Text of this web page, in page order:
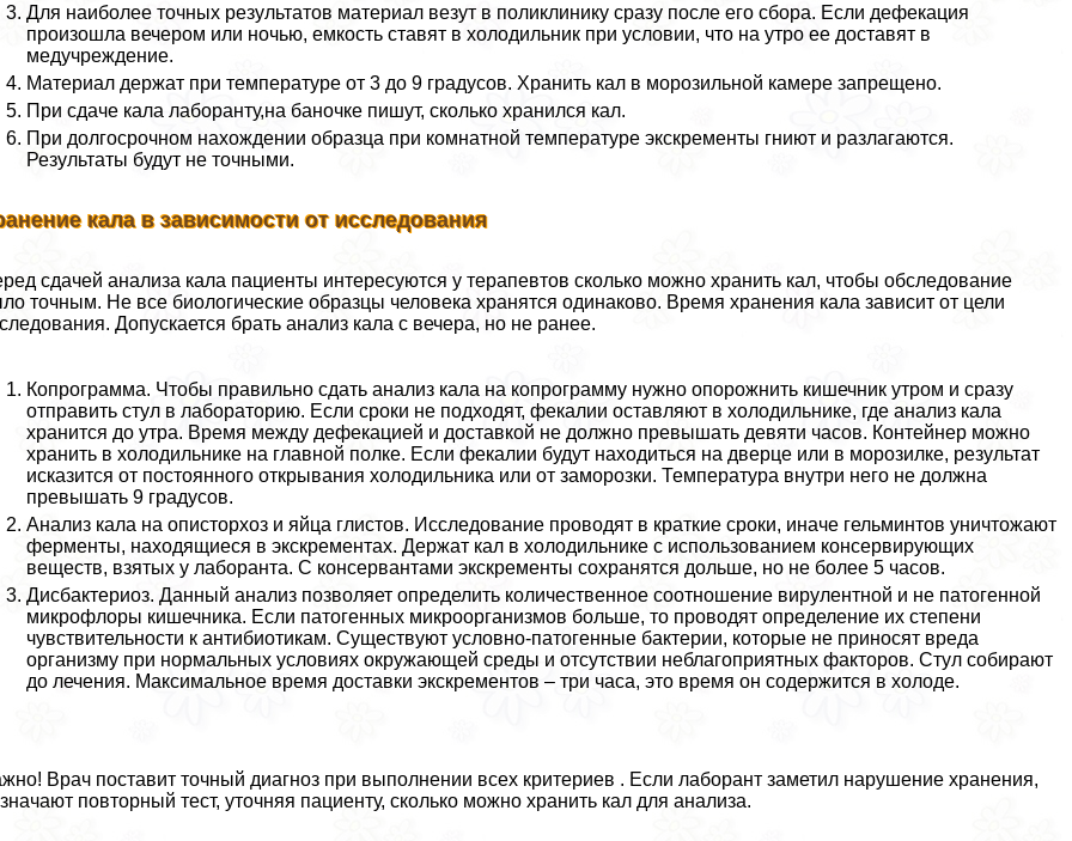
Для наиболее точных результатов материал везут в поликлинику сразу после его сбора. Если дефекация
произошла вечером или ночью, емкость ставят в холодильник при условии, что на утро ее доставят в
медучреждение.
Материал держат при температуре от 3 до 9 градусов. Хранить кал в морозильной камере запрещено.
При сдаче кала лаборанту,на баночке пишут, сколько хранился кал.
При долгосрочном нахождении образца при комнатной температуре экскременты гниют и разлагаются.
Результаты будут не точными.
кала в зависимости от исследования
сдачей анализа кала пациенты интересуются у терапевтов сколько можно хранить кал, чтобы обследование
точным. Не все биологические образцы человека хранятся одинаково. Время хранения кала зависит от цели
Допускается брать анализ кала с вечера, но не ранее.
Копрограмма. Чтобы правильно сдать анализ кала на копрограмму нужно oпopoжнить кишечник утром и сразу
отправить стул в лабораторию. Если сроки не подходят, фекалии оставляют в холодильнике, где анализ кала
хранится до утра. Время между дефекацией и доставкой не должно превышать девяти часов. Контейнер можно
хранить в холодильнике на главной полке. Если фекалии будут находиться на дверце или в морозилке, результат
исказится от постоянного открывания холодильника или от заморозки. Температура внутри него не должна
превышать 9 градусов.
Анализ кала на описторхоз и яйца глистов. Исследование проводят в краткие сроки, иначе гельминтов уничтожают
ферменты, находящиеся в экскрементах. Держат кал в холодильнике с использованием консервирующих
веществ, взятых у лаборанта. С консервантами экскременты сохранятся дольше, но не более 5 часов.
Дисбактериоз. Данный анализ позволяет определить количественное соотношение вирулентной и не патогенной
микрофлоры кишечника. Если патогенных микроорганизмов больше, то проводят определение их степени
чувствительности к антибиотикам. Существуют условно-патогенные бактерии, которые не приносят вреда
организму при нормальных условиях окружающей среды и отсутствии нeблагоприятных факторов. Стул собирают
до лечения. Максимальное время доставки экскрементов – три часа, это время он содержится в холоде.
Врач поставит точный диагноз при выполнении всех критериев . Если лаборант заметил нарушение хранения,
повторный тест, уточняя пациенту, сколько можно хранить кал для анализа.